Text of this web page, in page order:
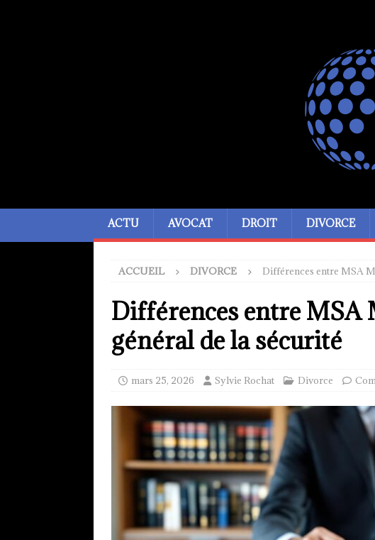
ACTU AVOCAT DROIT DIVORCE
ACCUEIL DIVORCE Différences entre MSA
Différences entre MSA
général de la sécurité
mars 25, 2026 Sylvie Rochat Divorce